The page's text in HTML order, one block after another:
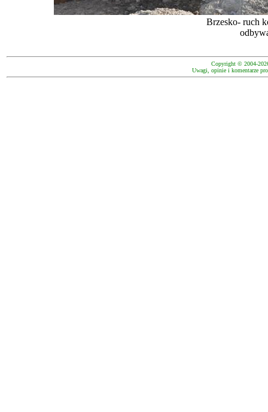
Brzesko- ruch
Copyright © 2004-
Uwagi, opinie i komentarze